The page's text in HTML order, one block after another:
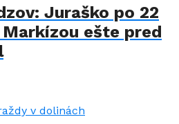
Juraško po 22
ešte pred